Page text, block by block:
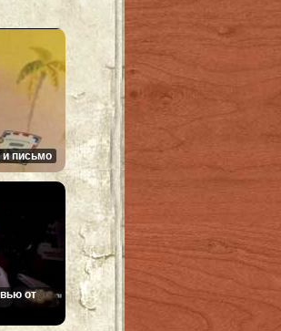
письмо
от